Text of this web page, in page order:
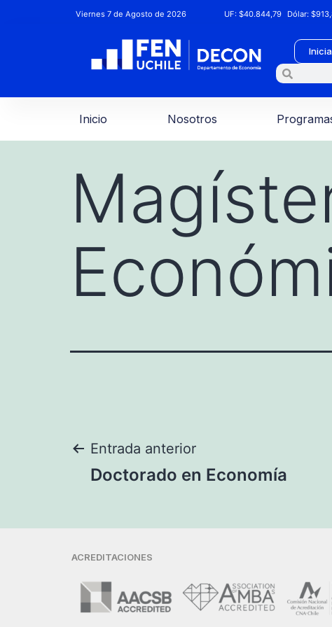
Viernes 7 de Agosto de 2026 UF:$40.844,79 Dólar:
Inicio Nosotros
Entrada anterior
Doctorado en Economía
ACREDITACIONES